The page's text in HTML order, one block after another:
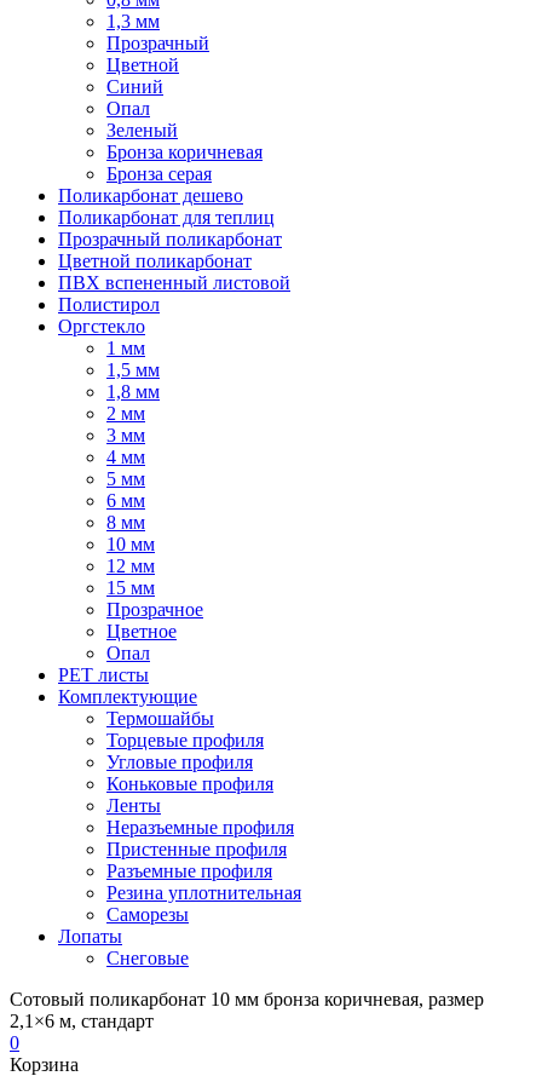
1,3 мм
Прозрачный
Цветной
Синий
Опал
Зеленый
Бронза коричневая
Бронза серая
Поликарбонат дешево
Поликарбонат для теплиц
Прозрачный поликарбонат
Цветной поликарбонат
ПВХ вспененный листовой
Полистирол
Оргстекло
1 мм
1,5 мм
1,8 мм
2 мм
3 мм
4 мм
5 мм
6 мм
8 мм
10 мм
12 мм
15 мм
Прозрачное
Цветное
Опал
PET листы
Комплектующие
Термошайбы
Торцевые профиля
Угловые профиля
Коньковые профиля
Ленты
Неразъемные профиля
Пристенные профиля
Разъемные профиля
Резина уплотнительная
Саморезы
Лопаты
Снеговые
Сотовый поликарбонат 10 мм бронза коричневая, размер
2,1×6 м, стандарт
0
Корзина